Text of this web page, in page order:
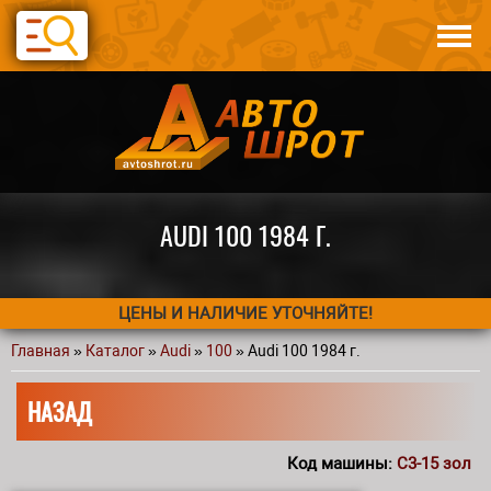
Перейти к основному содержанию
Авто по запчастям
Статьи
AUDI 100 1984 Г.
ЦЕНЫ И НАЛИЧИЕ УТОЧНЯЙТЕ!
Вы здесь
Главная » Каталог»Audi» 100 » Audi 100 1984 г.
НАЗАД
Код машины: С3-15 зол